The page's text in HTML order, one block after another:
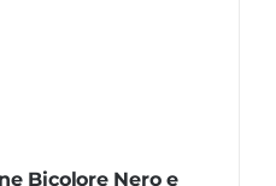
Bicolore Nero e